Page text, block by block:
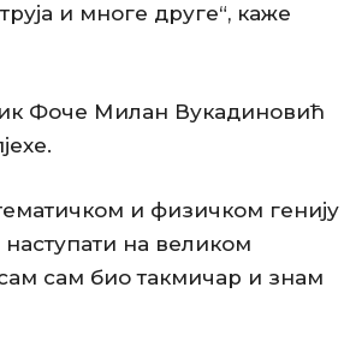
и многе друге“, каже
Фоче Милан Вукадиновић
и физичком генију
на великом
сам био такмичар и знам